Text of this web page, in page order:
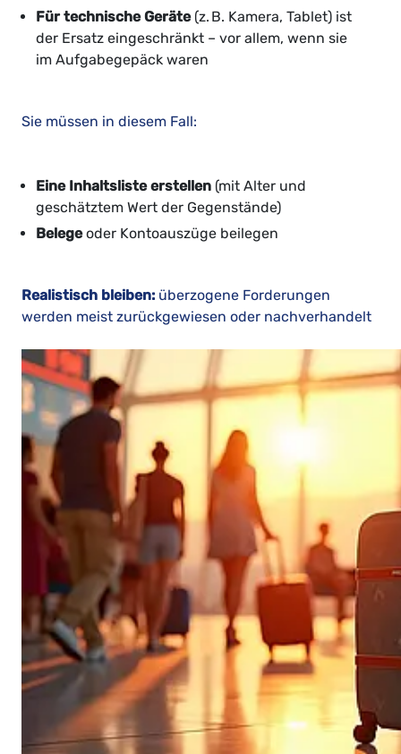
Für technische Geräte (z. B. Kamera, Tablet) ist
der Ersatz eingeschränkt – vor allem, wenn sie
im Aufgabegepäck waren
Sie müssen in diesem Fall:
Eine Inhaltsliste erstellen (mit Alter und
geschätztem Wert der Gegenstände)
Belegeoder Kontoauszüge beilegen
Realistisch bleiben: überzogene Forderungen
werden meist zurückgewiesen oder nachverhandelt